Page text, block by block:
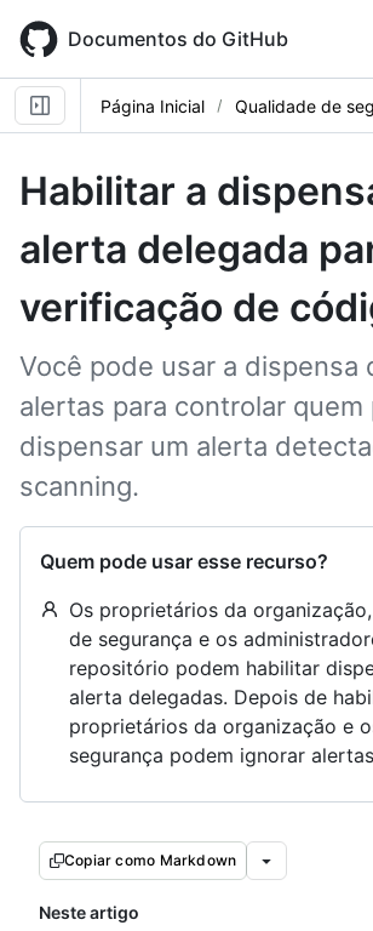
main
content
Documentos do GitHub
Página Inicial Qualidade de
Habilitar a
alerta delegada
verificação de
Você pode usar a dispensa
alertas para controlar quem
dispensar um alerta
scanning.
Quem pode usar esse recurso?
Os proprietários da
de segurança e os
repositório podem habilitar
alerta delegadas. Depois de
proprietários da organização e
segurança podem ignorar
Copiar como Markdown
Neste artigo